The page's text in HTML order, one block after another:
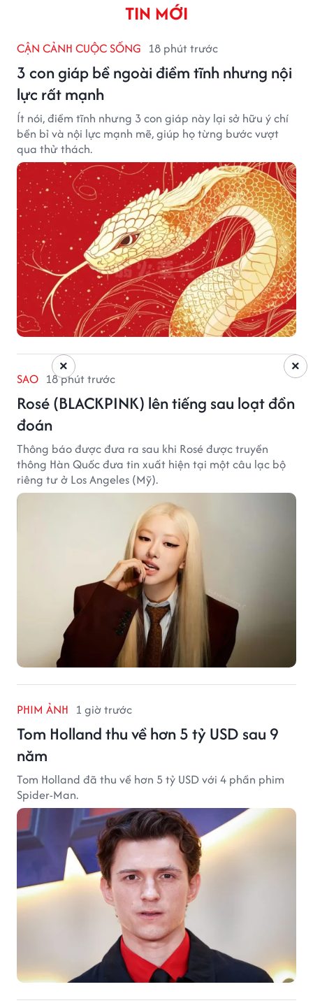
TIN MỚI
CẬN CẢNH CUỘC SỐNG 18 phút trước
3 con giáp bề ngoài điềm tĩnh nhưng nội
lực rất mạnh
Ít nói, điềm tĩnh nhưng 3 con giáp này lại sở hữu ý chí
bền bỉ và nội lực mạnh mẽ, giúp họ từng bước vượt
qua thử thách.
SAO 18 phút trước
Rosé (BLACKPINK) lên tiếng sau loạt đồn
đoán
Thông báo được đưa ra sau khi Rosé được truyền
thông Hàn Quốc đưa tin xuất hiện tại một câu lạc bộ
riêng tư ở Los Angeles (Mỹ).
PHIM ẢNH 1 giờ trước
Tom Holland thu về hơn 5 tỷ USD sau 9
năm
Tom Holland đã thu về hơn 5 tỷ USD với 4 phần phim
Spider-Man.
×
×